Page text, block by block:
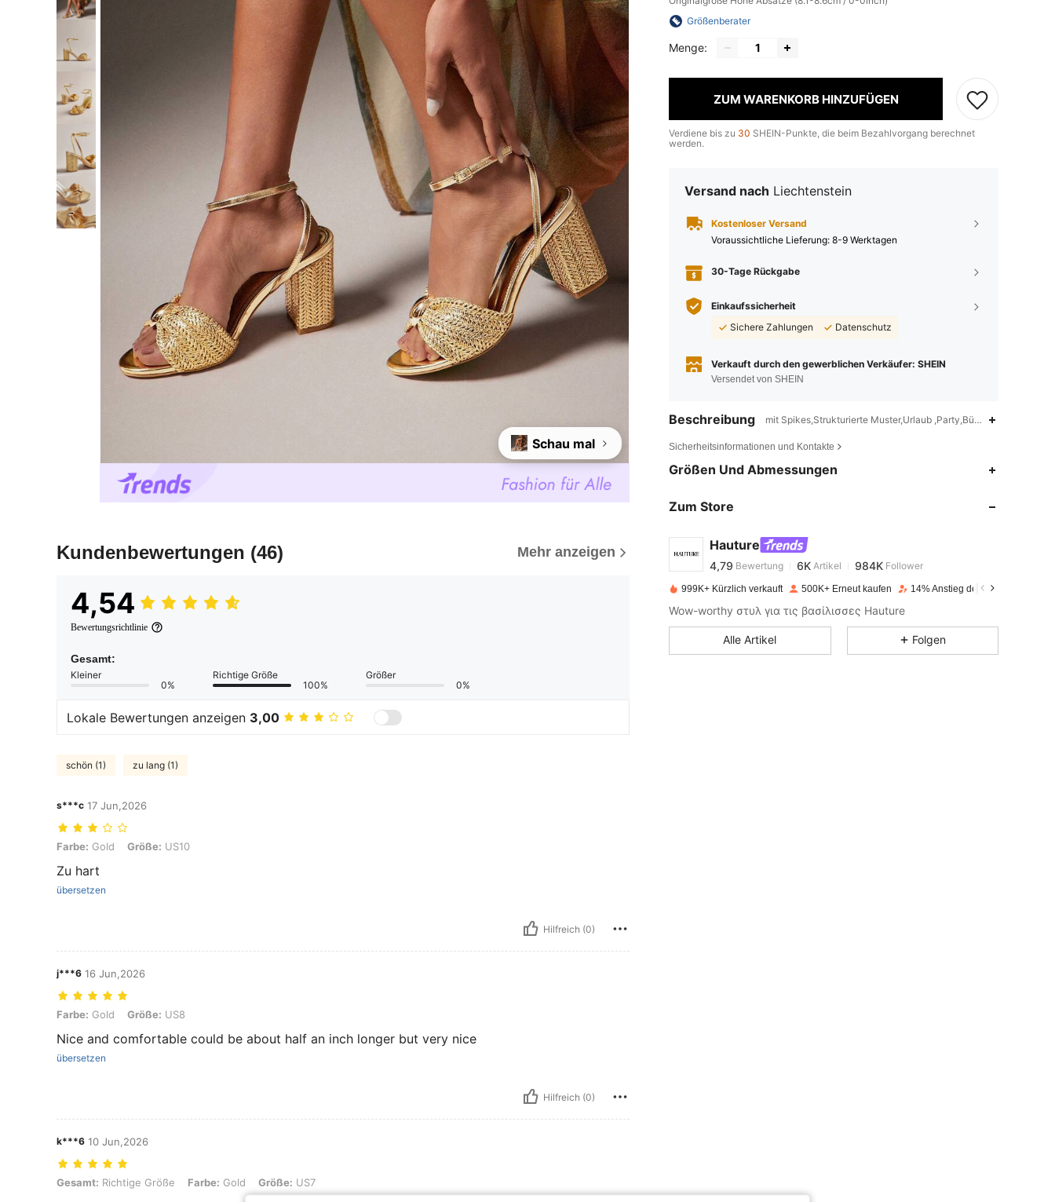
Schau mal
Kundenbewertungen (46) Mehr anzeigen
4,54
Bewertungsrichtlinie
Gesamt:
Kleiner
0%
Richtige Größe
100%
Größer
0%
Lokale Bewertungen anzeigen 3,00
schön (1) zu lang (1)
s***c 17 Jun,2026
Farbe: Gold, Größe: US10
Farbe: Gold Größe: US10
Zu hart
übersetzen
Hilfreich (0)
j***6 16 Jun,2026
Farbe: Gold, Größe: US8
Farbe: Gold Größe: US8
Nice and comfortable could be about half an inch longer but very nice
übersetzen
Hilfreich (0)
k***6 10 Jun,2026
Gesamt: Richtige Größe, Farbe: Gold, Größe: US7
Gesamt: Richtige Größe Farbe: Gold Größe: US7
Größenberater
Menge:
ZUM WARENKORB HINZUFÜGEN
Verdiene bis zu 30 SHEIN-Punkte, die beim Bezahlvorgang berechnet
werden.
Versand nach Liechtenstein
Kostenloser Versand
Voraussichtliche Lieferung: 8-9 Werktagen
30-Tage Rückgabe
Einkaufssicherheit
Sichere Zahlungen
Datenschutz
Verkauft durch den gewerblichen Verkäufer: SHEIN
Versendet von SHEIN
Beschreibung mit Spikes,Strukturierte Muster,Urlaub
Sicherheitsinformationen und Kontakte
Größen Und Abmessungen
Zum Store
Hauture
4,79
4,79
Bewertung 6K
k***abezahltVor 1 Tag
4,79 6K 984K
4,79 6K 984K
999K+ Kürzlich verkauft 500K+ Erneut kaufen 14% Anstieg der Follower
Wow-worthy στυλ για τις βασίλισσες Hauture
Alle Artikel Folgen